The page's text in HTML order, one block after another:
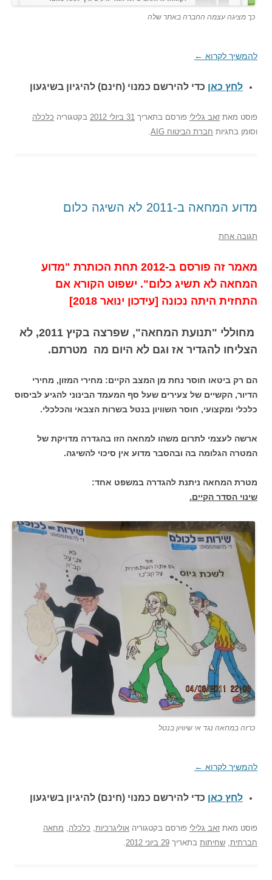
כך מציגה עצמה החברה באתר שלה
להמשיך לקרוא←
לחץ כאן כדי להירשם כ מנוי (חינם) להיגיון בשיגעון
פוסטמאתזאב גליליפורסם בתאריך31 ביולי 2012 בקטגוריהכלכלה
וסומן בתגיותחברת הביטוח AIG .
מדוע המחאה ב-2011 לא השיגה כלום
תגובה אחת
מאמר זה פורסם ב-2012 תחת הכותרת "מדוע
המחאה לא תשיג כלום". ישפוט הקורא אם
התחזית היתה נכונה [עידכון ינואר 2018]
מחוללי "תנועת המחאה", שפרצה בקיץ 2011, לא
הצליחו להגדיר אז וגם לא היום מה מטרתם.
הם רק ביטאו חוסר נחת מן המצב הקיים: מחירי המזון, מחירי
הדיור, הקשיים של צעירים שעל סף המעמד הבינוני להגיע לביסוס
כלכלי ומקצועי, חוסר השוויון בנטל בשרות הצבאי והכלכלי.
ארשה לעצמי לתרום משהו למחאה הזו בהגדרה מדויקת של
המטרה הגלומה בה ובהסבר מדוע אין סיכוי להשיגה.
מטרת המחאה ניתנת להגדרה במשפט אחד:
שינוי הסדר הקיים.
כרזה במחאה נגד אי שיוויון בנטל
להמשיך לקרוא←
לחץ כאן כדי להירשם כ מנוי (חינם) להיגיון בשיגעון
פוסטמאתזאב גליליפורסם בקטגוריהאוליגרכיות, כלכלה, מחאה
חברתית, שחיתותבתאריך29 ביוני 2012 .